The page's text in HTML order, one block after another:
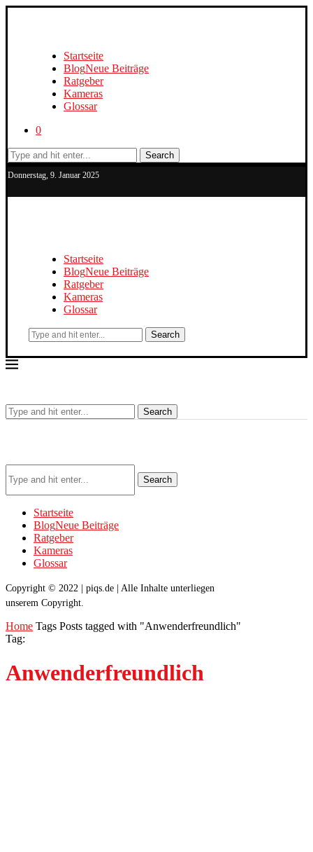
Startseite
BlogNeue Beiträge
Ratgeber
Kameras
Glossar
0
Search
Donnerstag, 9. Januar 2025
Startseite
BlogNeue Beiträge
Ratgeber
Kameras
Glossar
Search
Search
Search
Startseite
BlogNeue Beiträge
Ratgeber
Kameras
Glossar
Copyright © 2022 | piqs.de | Alle Inhalte unterliegen
unserem Copyright.
Home Tags Posts tagged with "Anwenderfreundlich"
Tag:
Anwenderfreundlich